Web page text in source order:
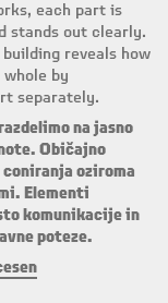
each part is
stands out clearly.
reveals how
by
separately.
na jasno
Običajno
oziroma
Elementi
komunikacije in
poteze.